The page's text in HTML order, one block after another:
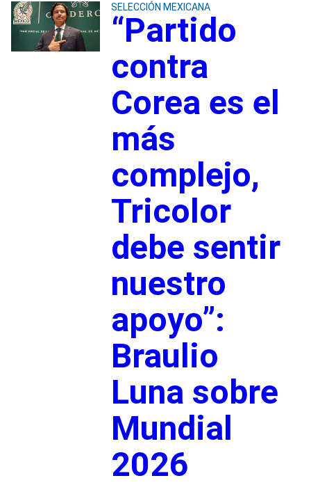
SELECCIÓN MEXICANA
“Partido
contra
Corea es el
más
complejo,
Tricolor
debe sentir
nuestro
apoyo”:
Braulio
Luna sobre
Mundial
2026